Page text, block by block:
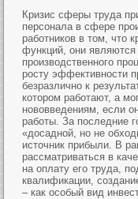
Кризис сферы труда
персонала в сфере
работников в том, что
функций, они
производственного
росту эффективности
безразлично к
котором работают, а
нововведениям, если
работы. За последние
«досадной, но не
источник прибыли. В
рассматриваться в
на оплату его труда,
квалификации,
– как особый вид